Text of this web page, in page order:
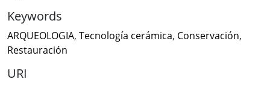
Keywords
ARQUEOLOGIA, Tecnología cerámica, Conservación,
Restauración
URI